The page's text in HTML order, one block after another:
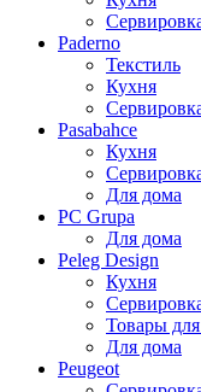
Paderno
Текстиль
Кухня
Pasabahce
Кухня
Для дома
PC Grupa
Для дома
Peleg Design
Кухня
Товары
Для дома
Peugeot